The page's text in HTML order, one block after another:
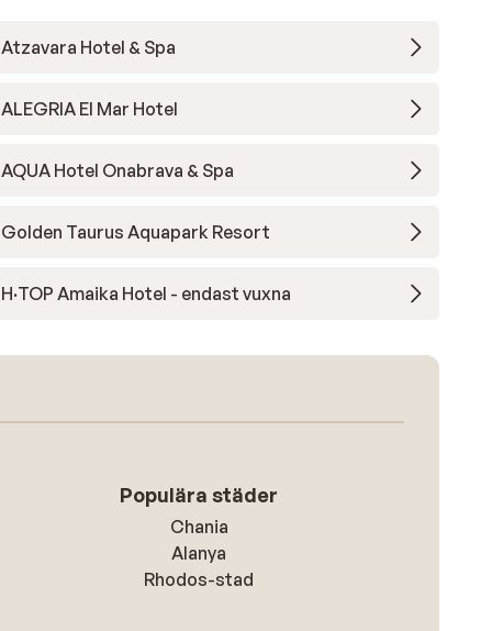
a
Atzavara Hotel & Spa
ALEGRIA El Mar Hotel
AQUA Hotel Onabrava & Spa
Golden Taurus Aquapark Resort
H·TOP Amaika Hotel - endast vuxna
Populära städer
Chania
Alanya
Rhodos-stad